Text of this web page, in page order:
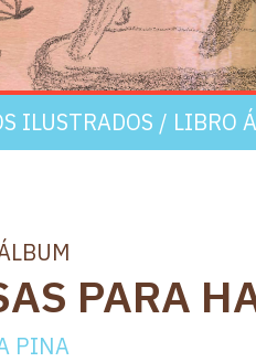
ILUSTRADOS / LIBRO
PARA
PINA